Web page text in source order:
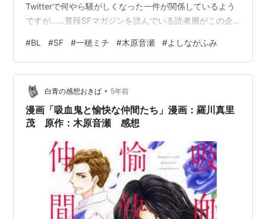
Twitterで何やら騒がしくなった一件が関係しているよう
ですが……普段SFマガジンを読んでいる読者層がこの企
白く読めました。かいつまんで感想を書きたいと思いま
す。 よしながふみインタビュー 大奥 SFマガジンの最新
号が発売される数日前に第42回日本ＳＦ大賞が発表され
ました。本誌では今回大賞を受賞した「大奥」のSF大賞
の最終候補作にノミネートを受けて、著者であるよしな
がふみ先生のインタ…
#BL #SF #一穂ミチ #木原音瀬 #よしながふみ
白青の感想おきば • 5年前
漫画「吸血鬼と愉快な仲間たち」漫画：羅川真里
茂 原作：木原音瀬 感想